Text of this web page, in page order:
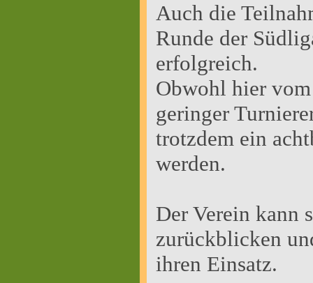
Auch die
Runde der
erfolgreich.
Obwohl hier
geringer
trotzdem ein
werden.
Der Verein kann
zurückblicken
ihren Einsatz.